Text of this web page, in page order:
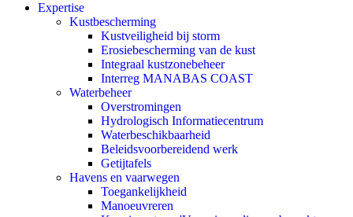
Expertise
Kustbescherming
Kustveiligheid bij storm
Erosiebescherming van de kust
Integraal kustzonebeheer
Interreg MANABAS COAST
Waterbeheer
Overstromingen
Hydrologisch Informatiecentrum
Waterbeschikbaarheid
Beleidsvoorbereidend werk
Getijtafels
Havens en vaarwegen
Toegankelijkheid
Manoeuvreren